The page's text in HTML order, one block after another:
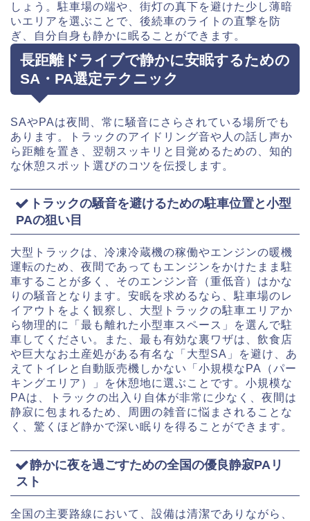
しょう。駐車場の端や、街灯の真下を避けた少し薄暗
いエリアを選ぶことで、後続車のライトの直撃を防
ぎ、自分自身も静かに眠ることができます。
長距離ドライブで静かに安眠するための
SA・PA選定テクニック
SAやPAは夜間、常に騒音にさらされている場所でも
あります。トラックのアイドリング音や人の話し声か
ら距離を置き、翌朝スッキリと目覚めるための、知的
な休憩スポット選びのコツを伝授します。
トラックの騒音を避けるための駐車位置と小型
PAの狙い目
大型トラックは、冷凍冷蔵機の稼働やエンジンの暖機
運転のため、夜間であってもエンジンをかけたまま駐
車することが多く、そのエンジン音（重低音）はかな
りの騒音となります。安眠を求めるなら、駐車場のレ
イアウトをよく観察し、大型トラックの駐車エリアか
ら物理的に「最も離れた小型車スペース」を選んで駐
車してください。また、最も有効な裏ワザは、飲食店
や巨大なお土産処がある有名な「大型SA」を避け、あ
えてトイレと自動販売機しかない「小規模なPA（パー
キングエリア）」を休憩地に選ぶことです。小規模な
PAは、トラックの出入り自体が非常に少なく、夜間は
静寂に包まれるため、周囲の雑音に悩まされることな
く、驚くほど静かで深い眠りを得ることができます。
静かに夜を過ごすための全国の優良静寂PAリ
スト
全国の主要路線において、設備は清潔でありながら、